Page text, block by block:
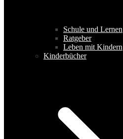
Schule und Lernen
Ratgeber
Leben mit Kindern
Kinderbücher